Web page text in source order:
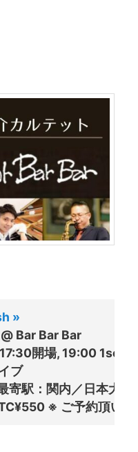
»
Bar Bar Bar
開場, 19:00 1set
ブ
寄駅：関内／日本大通